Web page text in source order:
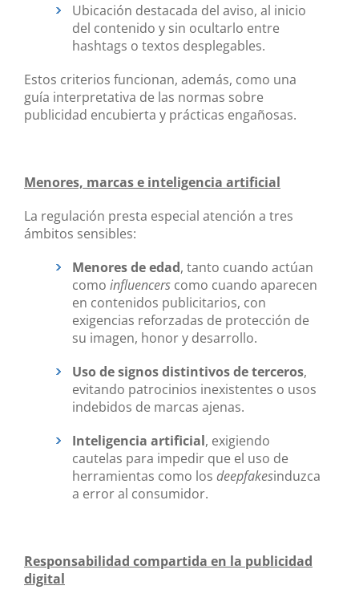
Ubicación destacada del aviso, al inicio
del contenido y sin ocultarlo entre
hashtags o textos desplegables.
Estos criterios funcionan, además, como una
guía interpretativa de las normas sobre
publicidad encubierta y prácticas engañosas.
Menores, marcas e inteligencia artificial
La regulación presta especial atención a tres
ámbitos sensibles:
Menores de edad, tanto cuando actúan
como influencers como cuando aparecen
en contenidos publicitarios, con
exigencias reforzadas de protección de
su imagen, honor y desarrollo.
Uso de signos distintivos de terceros,
evitando patrocinios inexistentes o usos
indebidos de marcas ajenas.
Inteligencia artificial, exigiendo
cautelas para impedir que el uso de
herramientas como los deepfakesinduzca
a error al consumidor.
Responsabilidad compartida en la publicidad
digital